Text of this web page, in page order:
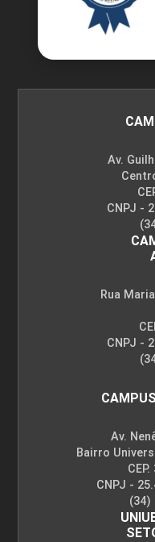
Av.
CNPJ -
Rua
CNPJ -
Av.
Bairro
CNPJ -
(34)